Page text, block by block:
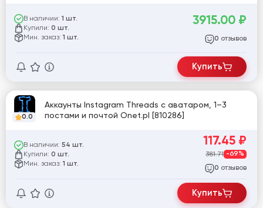
В наличии: 1 шт.
Купили: 0 шт.
Мин. заказ: 1 шт.
3915.00 ₽
0 отзывов
Купить
0.0
Аккаунты Instagram Threads с аватаром, 1–3
постами и почтой Onet.pl [810286]
В наличии: 54 шт.
Купили: 0 шт.
Мин. заказ: 1 шт.
117.45 ₽
381.71 -69%
0 отзывов
Купить